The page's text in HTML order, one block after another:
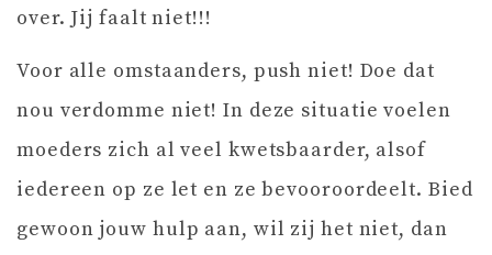
over. Jij faalt niet!!!
Voor alle omstaanders, push niet! Doe dat
nou verdomme niet! In deze situatie voelen
moeders zich al veel kwetsbaarder, alsof
iedereen op ze let en ze bevooroordeelt. Bied
gewoon jouw hulp aan, wil zij het niet, dan